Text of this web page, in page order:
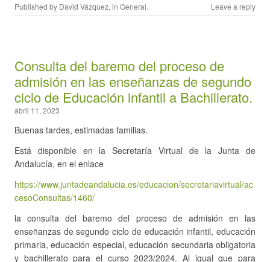
Published by David Vázquez, in General. Leave a reply
Consulta del baremo del proceso de
admisión en las enseñanzas de segundo
ciclo de Educación infantil a Bachillerato.
abril 11, 2023
Buenas tardes, estimadas familias.
Está disponible en la Secretaría Virtual de la Junta de
Andalucía, en el enlace
https://www.juntadeandalucia.es/educacion/secretariavirtual/ac
cesoConsultas/1460/
la consulta del baremo del proceso de admisión en las
enseñanzas de segundo ciclo de educación infantil, educación
primaria, educación especial, educación secundaria obligatoria
y bachillerato para el curso 2023/2024. Al igual que para